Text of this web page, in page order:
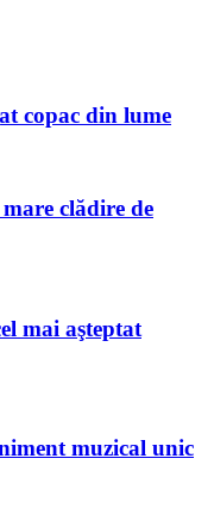
copac din lume
clădire de
mai aşteptat
muzical unic